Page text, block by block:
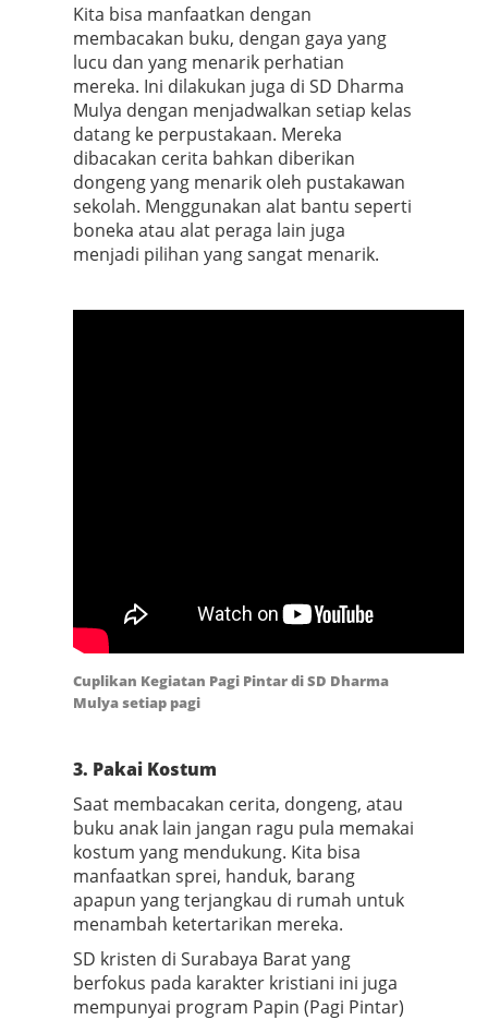
Kita bisa manfaatkan dengan
membacakan buku, dengan gaya yang
lucu dan yang menarik perhatian
mereka. Ini dilakukan juga di SD Dharma
Mulya dengan menjadwalkan setiap kelas
datang ke perpustakaan. Mereka
dibacakan cerita bahkan diberikan
dongeng yang menarik oleh pustakawan
sekolah. Menggunakan alat bantu seperti
boneka atau alat peraga lain juga
menjadi pilihan yang sangat menarik.
Cuplikan Kegiatan Pagi Pintar di SD Dharma
Mulya setiap pagi
3. Pakai Kostum
Saat membacakan cerita, dongeng, atau
buku anak lain jangan ragu pula memakai
kostum yang mendukung. Kita bisa
manfaatkan sprei, handuk, barang
apapun yang terjangkau di rumah untuk
menambah ketertarikan mereka.
SD kristen di Surabaya Barat yang
berfokus pada karakter kristiani ini juga
mempunyai program Papin (Pagi Pintar)